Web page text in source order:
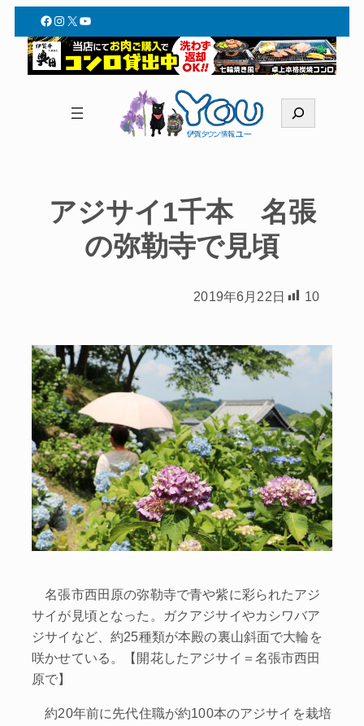
Facebook
Instagram
X YouTube
索
アジサイ1千本 名張
の弥勒寺で見頃
2019年6月22日 10
名張市西田原の弥勒寺で青や紫に彩られたアジ
サイが見頃となった。ガクアジサイやカシワバア
ジサイなど、約25種類が本殿の裏山斜面で大輪を
咲かせている。【開花したアジサイ＝名張市西田
原で】
約20年前に先代住職が約100本のアジサイを栽培